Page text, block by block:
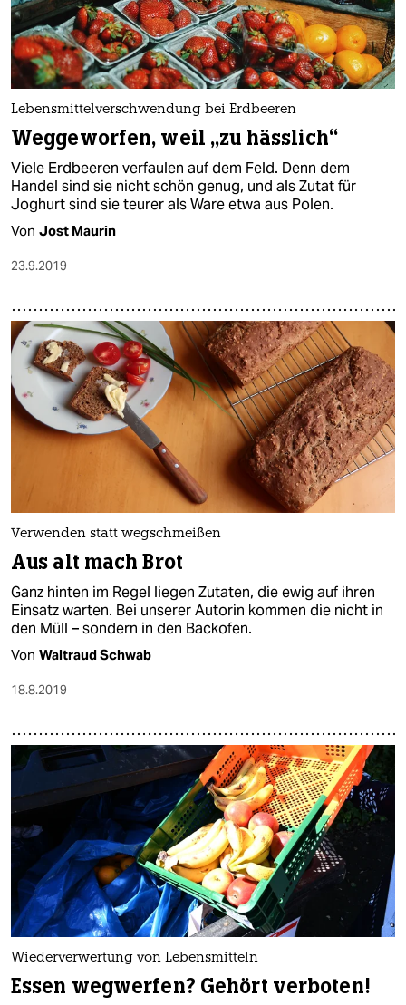
Lebensmittelverschwendung bei Erdbeeren
Weggeworfen, weil „zu hässlich“
Viele Erdbeeren verfaulen auf dem Feld. Denn dem
Handel sind sie nicht schön genug, und als Zutat für
Joghurt sind sie teurer als Ware etwa aus Polen.
Von Jost Maurin
23.9.2019
Verwenden statt wegschmeißen
Aus alt mach Brot
Ganz hinten im Regel liegen Zutaten, die ewig auf ihren
Einsatz warten. Bei unserer Autorin kommen die nicht in
den Müll – sondern in den Backofen.
Von Waltraud Schwab
18.8.2019
Wiederverwertung von Lebensmitteln
Essen wegwerfen? Gehört verboten!